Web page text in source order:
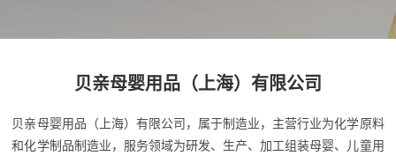
贝亲母婴用品（上海）有限公司
贝亲母婴用品（上海）有限公司，属于制造业，主营行业为化学原料
和化学制品制造业，服务领域为研发、生产、加工组装母婴、儿童用